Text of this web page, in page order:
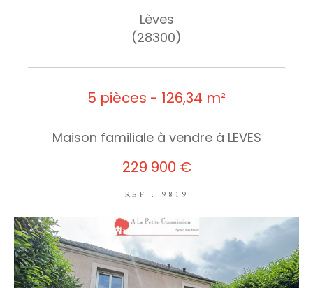
Lèves
(28300)
5 pièces - 126,34 m²
Maison familiale à vendre à LEVES
229 900 €
REF : 9819